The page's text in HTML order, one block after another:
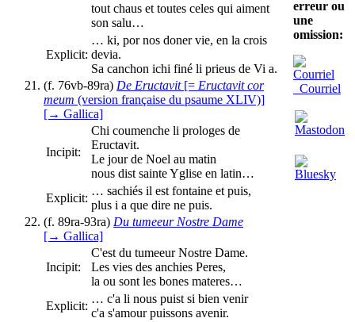
tout chaus et toutes celes qui aiment
son salu…
Explicit:
… ki, por nos doner vie, en la crois
devia.
Sa canchon ichi finé li prieus de Vi a.
(f. 76vb-89ra) De Eructavit[= Eructavit cor
meum (version française du psaume XLIV)]
[→ Gallica]
Incipit:
Chi coumenche li prologes de
Eructavit.
Le jour de Noel au matin
nous dist sainte Yglise en latin…
Explicit:
… sachiés il est fontaine et puis,
plus i a que dire ne puis.
(f. 89ra-93ra) Du tumeeur Nostre Dame
[→ Gallica]
Incipit:
C'est du tumeeur Nostre Dame.
Les vies des anchies Peres,
la ou sont les bones materes…
Explicit:
… c'a li nous puist si bien venir
c'a s'amour puissons avenir.
erreur ou
une
omission:
Courriel